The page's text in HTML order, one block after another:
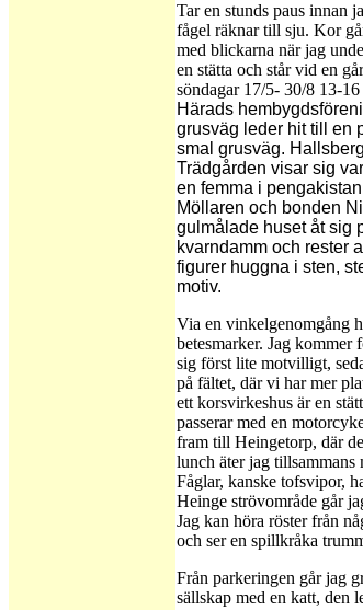
Tar en stunds paus innan
fågel räknar till sju. Kor
med blickarna när jag
en stätta och står vid en
söndagar 17/5- 30/8 13-
Härads
grusväg leder hit till en
smal grusväg.
Trädgården visar sig
en femma i
Möllaren och bonden
gulmålade huset åt sig
kvarndamm och rester
figurer huggna i sten,
motiv.
Via en vinkelgenomgång
betesmarker. Jag
sig först lite motvilligt,
på fältet, där vi har mer
ett korsvirkeshus är en
passerar med en
fram till Heingetorp, där
lunch äter jag
Fåglar, kanske tofsvipor,
Heinge strövområde går
Jag kan höra röster från
och ser en spillkråka
Från parkeringen går jag
sällskap med en katt, den